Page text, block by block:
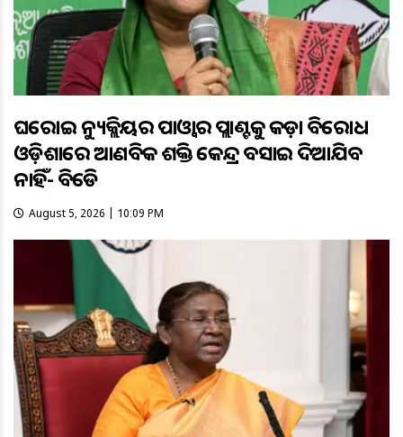
ଘରୋଇ ନ୍ୟୁକ୍ଲିୟର ପାଓ୍ବାର ପ୍ଲାଣ୍ଟକୁ କଡ଼ା ବିରୋଧ
ଓଡ଼ିଶାରେ ଆଣବିକ ଶକ୍ତି କେନ୍ଦ୍ର ବସାଇ ଦିଆଯିବ
ନାହିଁ- ବିଜେଡି
August 5, 2026 | 10:09 PM